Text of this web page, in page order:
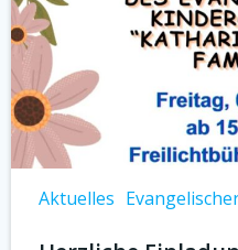
Aktuelles